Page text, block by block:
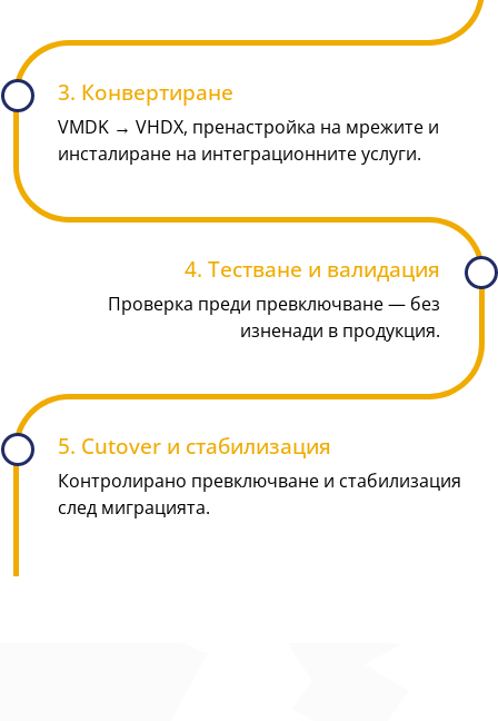
3. Конвертиране
VMDK → VHDX, пренастройка на мрежите и
инсталиране на интеграционните услуги.
4. Тестване и валидация
Проверка преди превключване — без
изненади в продукция.
5. Cutover и стабилизация
Контролирано превключване и стабилизация
след миграцията.